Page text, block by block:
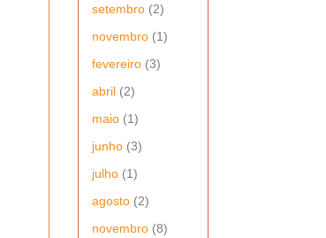
setembro (2)
novembro (1)
fevereiro (3)
abril (2)
maio (1)
junho (3)
julho (1)
agosto (2)
novembro (8)